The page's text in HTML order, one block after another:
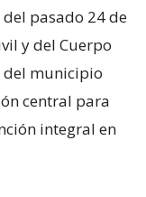
pasado 24 de
y del Cuerpo
del municipio
central para
integral en